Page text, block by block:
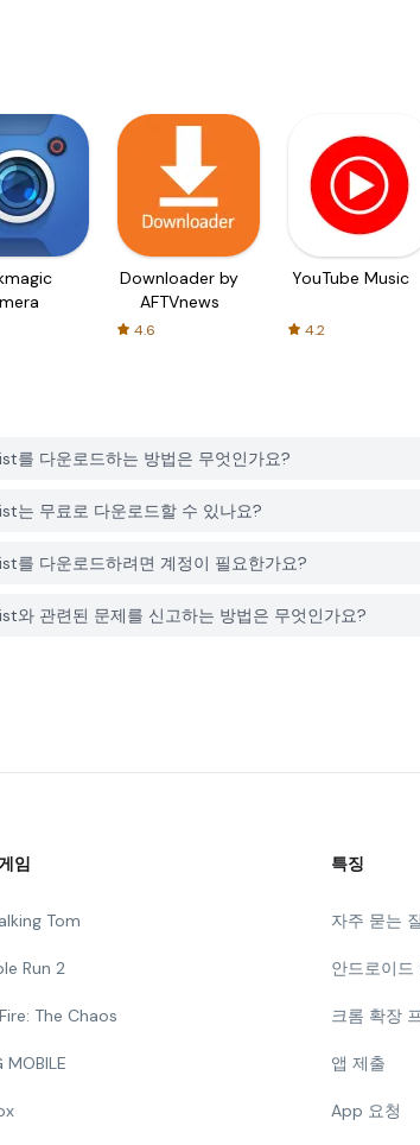
Downloader by
AFTVnews
4.6
YouTube Music
4.2
를 다운로드하는 방법은 무엇인가요?
는 무료로 다운로드할 수 있나요?
를 다운로드하려면 계정이 필요한가요?
와 관련된 문제를 신고하는 방법은 무엇인가요?
임
Tom
Run 2
The Chaos
MOBILE
특징
자주 묻는
안드로이드
크롬 확장
앱 제출
App 요청